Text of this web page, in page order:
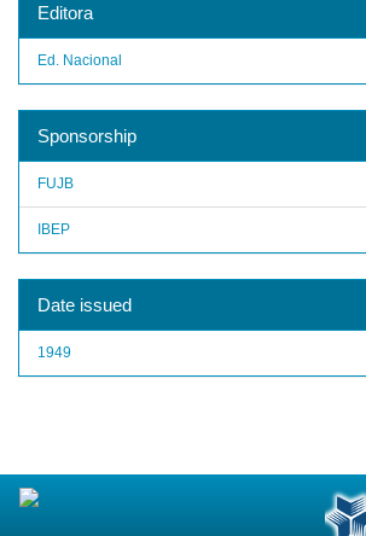
Editora
Ed. Nacional
Sponsorship
FUJB
IBEP
Date issued
1949